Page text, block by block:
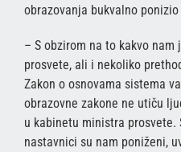
obrazovanja bukvalno
– S obzirom na to kakvo
prosvete, ali i nekoliko
Zakon o osnovama sistema
obrazovne zakone ne utiču
u kabinetu ministra prosvete.
nastavnici su nam poniženi,